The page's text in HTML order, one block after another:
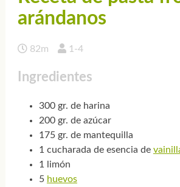
arándanos
82m 1-4
Ingredientes
300 gr. de harina
200 gr. de azúcar
175 gr. de mantequilla
1 cucharada de esencia de
1 limón
5 huevos